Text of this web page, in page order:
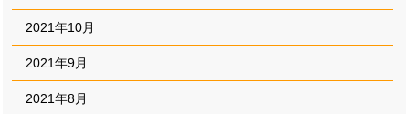
2021年10月
2021年9月
2021年8月